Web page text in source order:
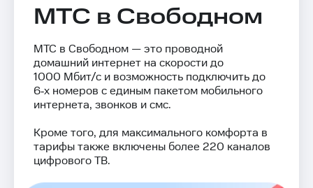
МТС в Свободном
МТС в Свободном — это проводной
домашний интернет на скорости до
1000 Мбит/с и возможность подключить до
6‑х номеров с единым пакетом мобильного
интернета, звонков и смс.
Кроме того, для максимального комфорта в
тарифы также включены более 220 каналов
цифрового ТВ.